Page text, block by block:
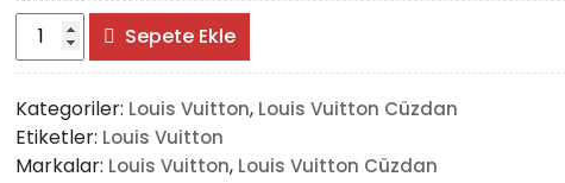
Louis
Vuitton
Jeanne
Wallet
%100
Hakiki
Sepete Ekle
Kategoriler: Louis Vuitton, Louis Vuitton Cüzdan
Etiketler: Louis Vuitton
Markalar: Louis Vuitton, Louis Vuitton Cüzdan